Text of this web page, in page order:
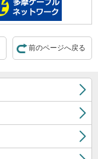
前のページへ戻る